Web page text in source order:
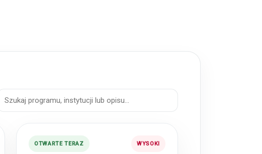
OTWARTE TERAZ WYSOKI